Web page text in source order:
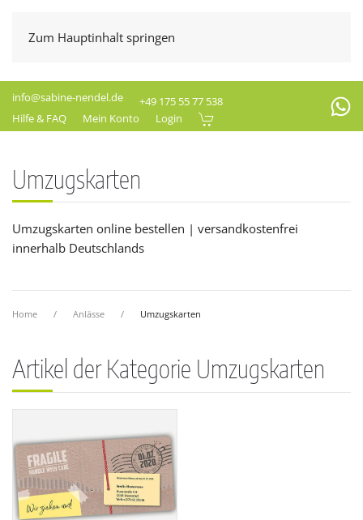
Zum Hauptinhalt springen
info@sabine-nendel.de
+49 175 55 77 538
Hilfe & FAQ
Mein Konto Login
Umzugskarten
Umzugskarten online bestellen | versandkostenfrei
innerhalb Deutschlands
Home Anlässe Umzugskarten
Artikel der Kategorie Umzugskarten